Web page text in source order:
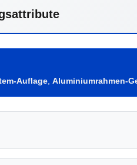
Auflage Aluminiumrahmen-